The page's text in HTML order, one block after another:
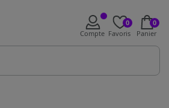
Compte
0
Favoris
0
Panier